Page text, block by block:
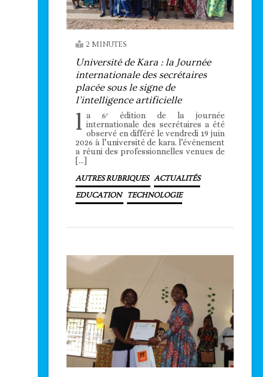
2 MINUTES
Université de Kara : la Journée
internationale des secrétaires
placée sous le signe de
l’intelligence artificielle
l a 6ᵉ édition de la journée
internationale des secrétaires a été
observé en différé le vendredi 19 juin
2026 à l’université de kara. l’événement
a réuni des professionnelles venues de
[…]
AUTRES RUBRIQUES ACTUALITÉS
EDUCATION TECHNOLOGIE